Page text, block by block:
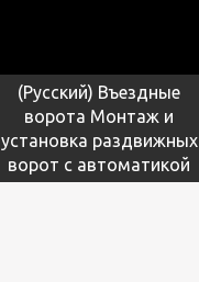
(Русский) Въездные
ворота Монтаж и
установка раздвижных
ворот с автоматикой